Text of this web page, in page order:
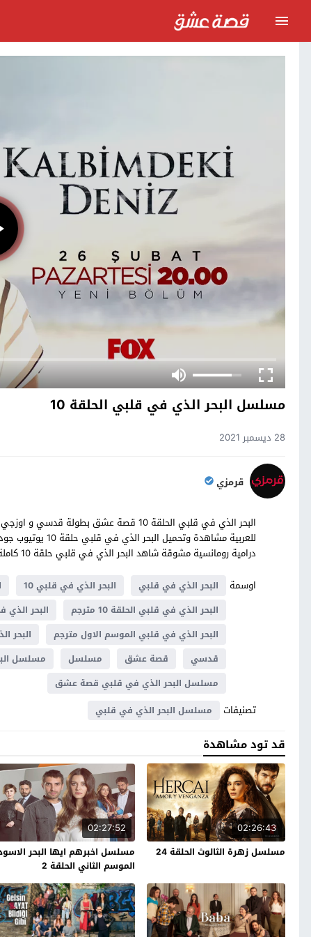
مسلسل البحر الذي في قلبي الحلقة 10
28 ديسمبر 2021
قرمزي
للعربية مشاهدة
درامية رومانسية مشوقة شاهد البحر الذي في قلبي حلقة 10 كاملة على موقع قصة عشق
اوسمة
البحر الذي في قلبي البحر الذي في قلبي 10
البحر الذي في قلبي الحلقة 10 مترجم
البحر الذي
البحر الذي في قلبي الموسم الاول مترجم
البحر
قدسي
قصة عشق مسلسل مسلسل
مسلسل البحر الذي في قلبي قصة عشق
تصنيفات مسلسل البحر الذي في قلبي
قد تود مشاهدة
02:26:43
مسلسل زهرة الثالوث الحلقة 24
02:27:52
مسلسل اخبرهم ايها البحر
الموسم الثاني الحلقة 2